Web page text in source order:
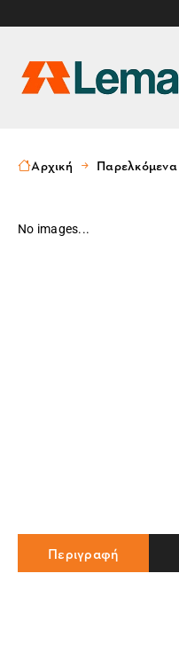
Αρχική Παρελκόμενα
No images...
Περιγραφή